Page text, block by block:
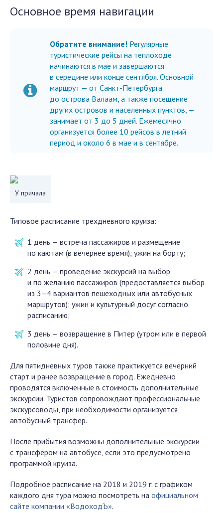
Основное время навигации
Обратите внимание! Регулярные
туристические рейсы на теплоходе
начинаются в мае и завершаются
в середине или конце сентября. Основной
маршрут — от Санкт-Петербурга
до острова Валаам, а также посещение
других островов и населенных пунктов, —
занимает от 3 до 5 дней. Ежемесячно
организуется более 10 рейсов в летний
период и около 6 в мае и в сентябре.
У причала
Типовое расписание трехдневного круиза:
1 день — встреча пассажиров и размещение
по каютам (в вечернее время); ужин на борту;
2 день — проведение экскурсий на выбор
и по желанию пассажиров (предоставляется выбор
из 3–4 вариантов пешеходных или автобусных
маршрутов); ужин и культурный досуг согласно
расписанию;
3 день — возвращение в Питер (утром или в первой
половине дня).
Для пятидневных туров также практикуется вечерний
старт и ранее возвращение в город. Ежедневно
проводятся включенные в стоимость дополнительные
экскурсии. Туристов сопровождают профессиональные
экскурсоводы, при необходимости организуется
автобусный трансфер.
После прибытия возможны дополнительные экскурсии
с трансфером на автобусе, если это предусмотрено
программой круиза.
Подробное расписание на 2018 и 2019 г. с графиком
каждого дня тура можно посмотреть на официальном
сайте компании «ВодоходЪ».